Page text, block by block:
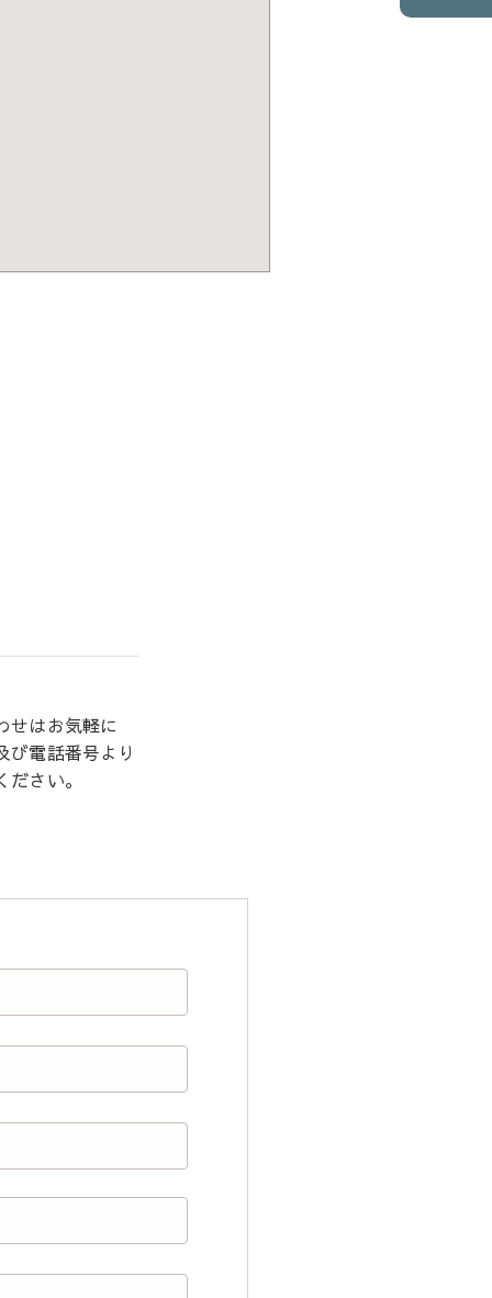
せはお気軽に
び電話番号より
さい。